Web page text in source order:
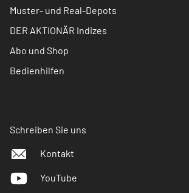
Muster- und Real-Depots
DER AKTIONÄR Indizes
Abo und Shop
Bedienhilfen
Schreiben Sie uns
Kontakt
YouTube